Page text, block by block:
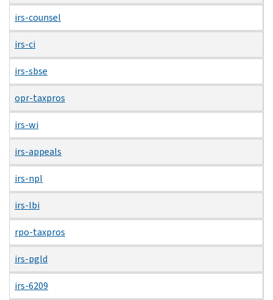
irs-counsel
irs-ci
irs-sbse
opr-taxpros
irs-wi
irs-appeals
irs-npl
irs-lbi
rpo-taxpros
irs-pgld
irs-6209